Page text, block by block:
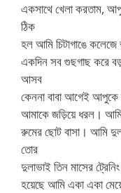
একসাথে খেলা করতাম,
ঠিক
হল আমি চিটাগাঙে
একদিন সব গুছগাছ করে
আসব
কেননা বাবা আগেই
আমাকে জড়িয়ে ধরল। আমি
রুমের ছোট বাসা। আমি
তোর
দুলাভাই তিন মাসের
হয়েছে আমি একা একা